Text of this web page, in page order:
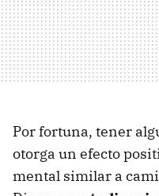
Por fortuna, tener
otorga un efecto
mental similar a